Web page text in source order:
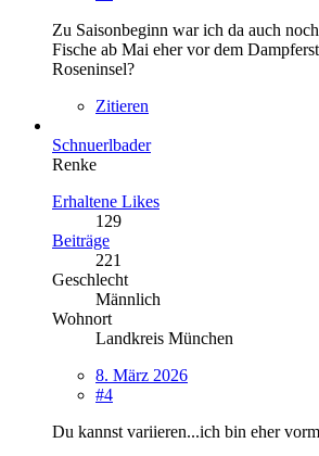
Zu Saisonbeginn war ich da auch
Fische ab Mai eher vor dem
Roseninsel?
Zitieren
Schnuerlbader
Renke
Erhaltene Likes
129
Beiträge
221
Geschlecht
Männlich
Wohnort
Landkreis München
8. März 2026
#4
Du kannst variieren...ich bin eher